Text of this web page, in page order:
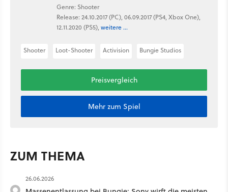
Genre: Shooter
Release: 24.10.2017 (PC), 06.09.2017 (PS4, Xbox One),
12.11.2020 (PS5), weitere ...
Shooter Loot-Shooter Activision Bungie Studios
Preisvergleich
Mehr zum Spiel
ZUM THEMA
26.06.2026